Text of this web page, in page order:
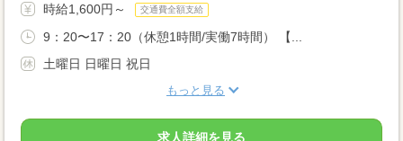
時給1,600円～ 交通費全額支給
9：20〜17：20（休憩1時間/実働7時間） 【...
土曜日 日曜日 祝日
もっと見る
求人詳細を見る